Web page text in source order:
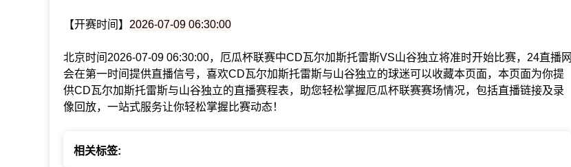
【开赛时间】 2026-07-09 06:30:00
北京时间2026-07-09 06:30:00，厄瓜杯联赛中CD瓦尔加斯托雷斯VS山谷独立将准时开始比赛，24直播网
会在第一时间提供直播信号，喜欢CD瓦尔加斯托雷斯与山谷独立的球迷可以收藏本页面，本页面为你提
供CD瓦尔加斯托雷斯与山谷独立的直播赛程表，助您轻松掌握厄瓜杯联赛赛场情况，包括直播链接及录
像回放，一站式服务让你轻松掌握比赛动态！
相关标签: